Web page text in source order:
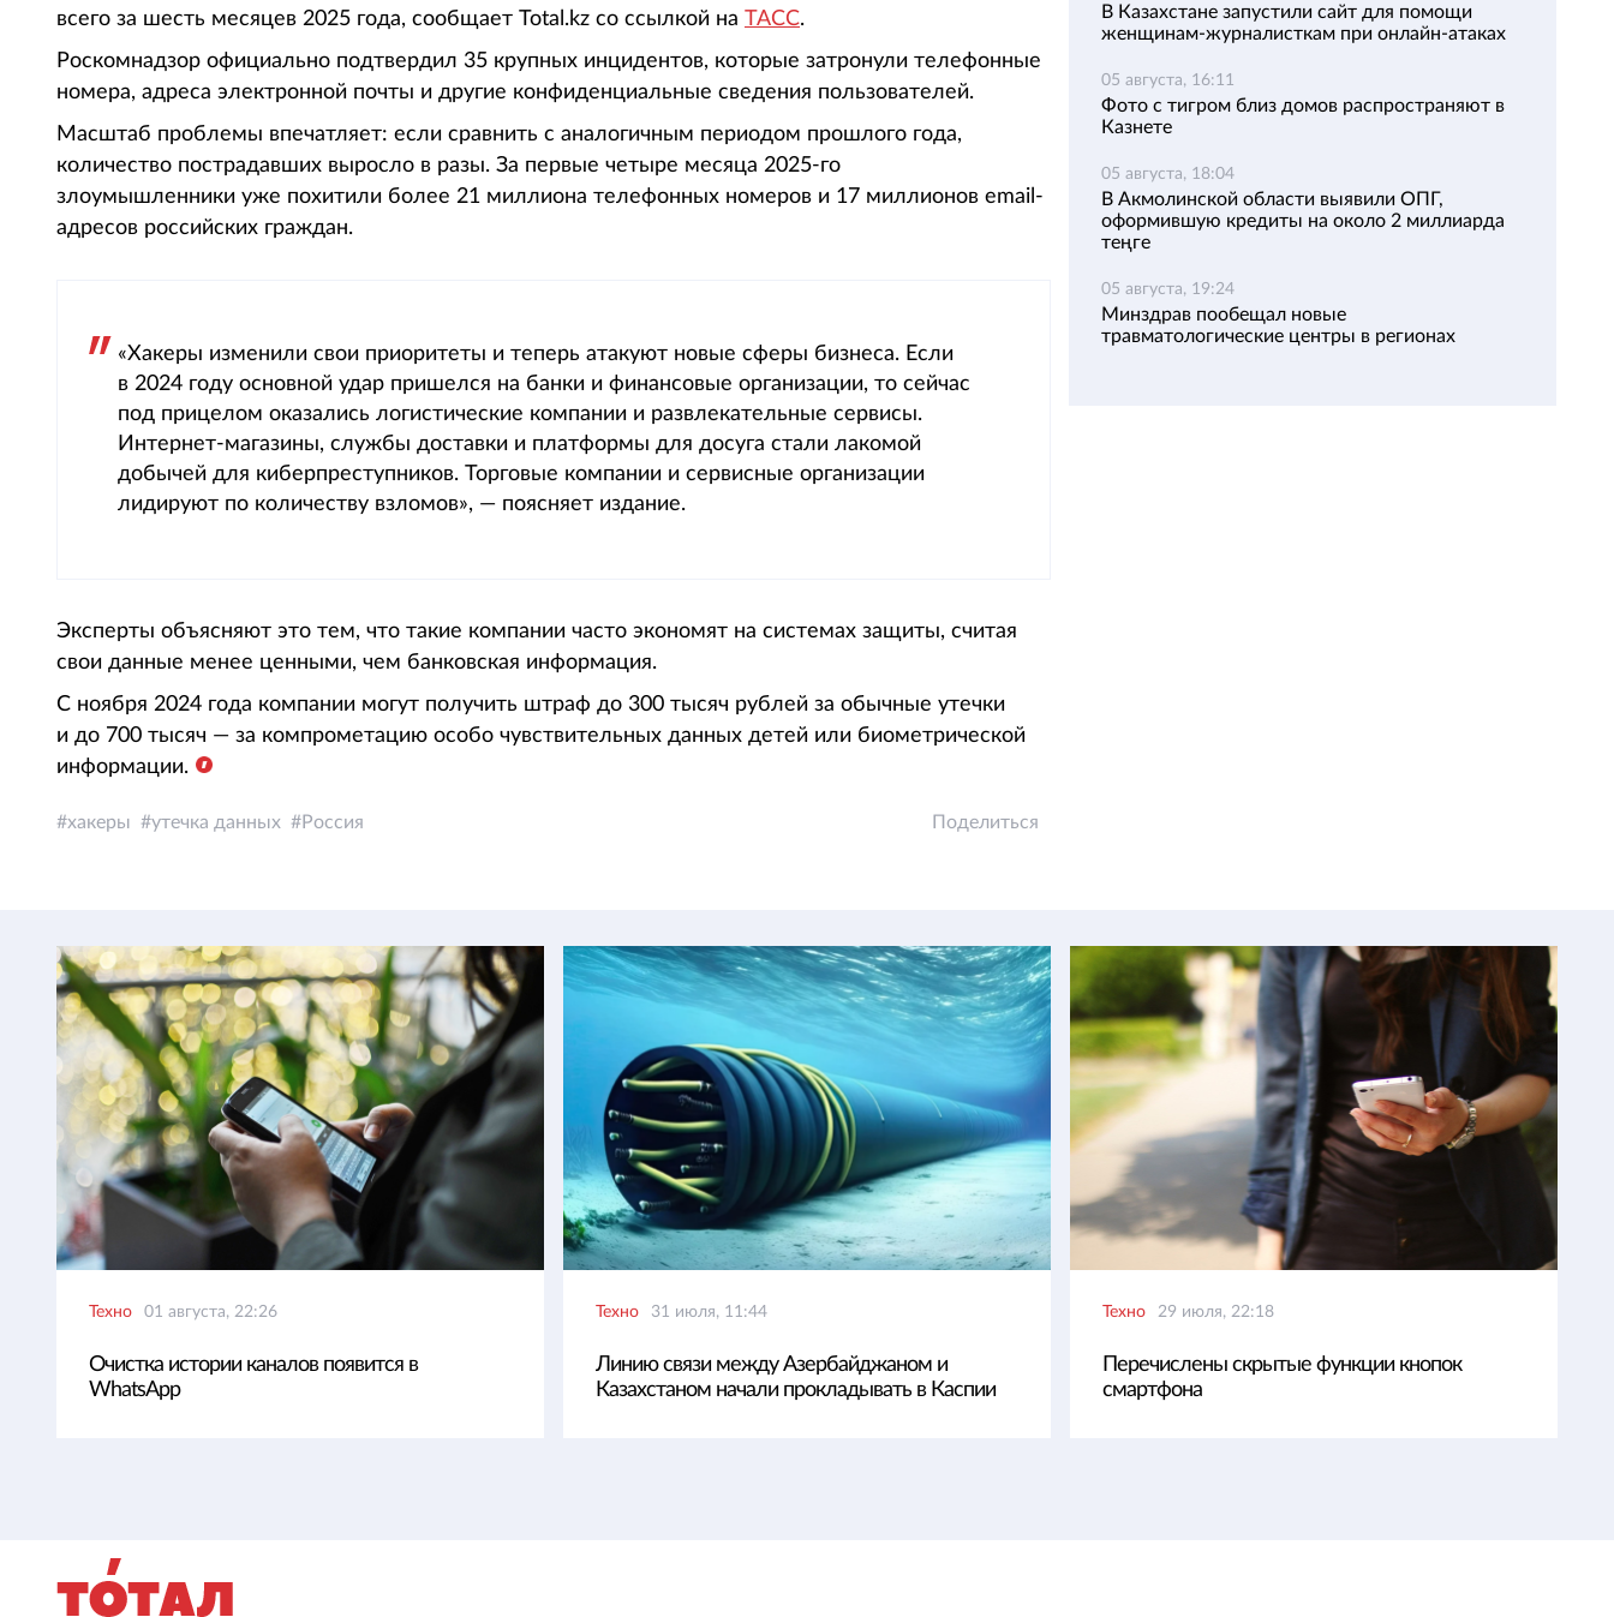
всего за шесть месяцев 2025 года, сообщает Total.kz со ссылкой на ТАСС.
Роскомнадзор официально подтвердил 35 крупных инцидентов, которые затронули телефонные
номера, адреса электронной почты и другие конфиденциальные сведения пользователей.
Масштаб проблемы впечатляет: если сравнить с аналогичным периодом прошлого года,
количество пострадавших выросло в разы. За первые четыре месяца 2025-го
злоумышленники уже похитили более 21 миллиона телефонных номеров и 17 миллионов email-
адресов российских граждан.
«Хакеры изменили свои приоритеты и теперь атакуют новые сферы бизнеса. Если
в 2024 году основной удар пришелся на банки и финансовые организации, то сейчас
под прицелом оказались логистические компании и развлекательные сервисы.
Интернет-магазины, службы доставки и платформы для досуга стали лакомой
добычей для киберпреступников. Торговые компании и сервисные организации
лидируют по количеству взломов», — поясняет издание.
Эксперты объясняют это тем, что такие компании часто экономят на системах защиты, считая
свои данные менее ценными, чем банковская информация.
С ноября 2024 года компании могут получить штраф до 300 тысяч рублей за обычные утечки
и до 700 тысяч — за компрометацию особо чувствительных данных детей или биометрической
информации.
хакеры утечка данных Россия Поделиться
В Казахстане запустили сайт для помощи
женщинам-журналисткам при онлайн-атаках
05 августа, 16:11
Фото с тигром близ домов распространяют в
Казнете
05 августа, 18:04
В Акмолинской области выявили ОПГ,
оформившую кредиты на около 2 миллиарда
теңге
05 августа, 19:24
Минздрав пообещал новые
травматологические центры в регионах
Техно 01 августа, 22:26
Очистка истории каналов появится в
WhatsApp
Техно 31 июля, 11:44
Линию связи между Азербайджаном и
Казахстаном начали прокладывать в Каспии
Техно 29 июля, 22:18
Перечислены скрытые функции кнопок
смартфона